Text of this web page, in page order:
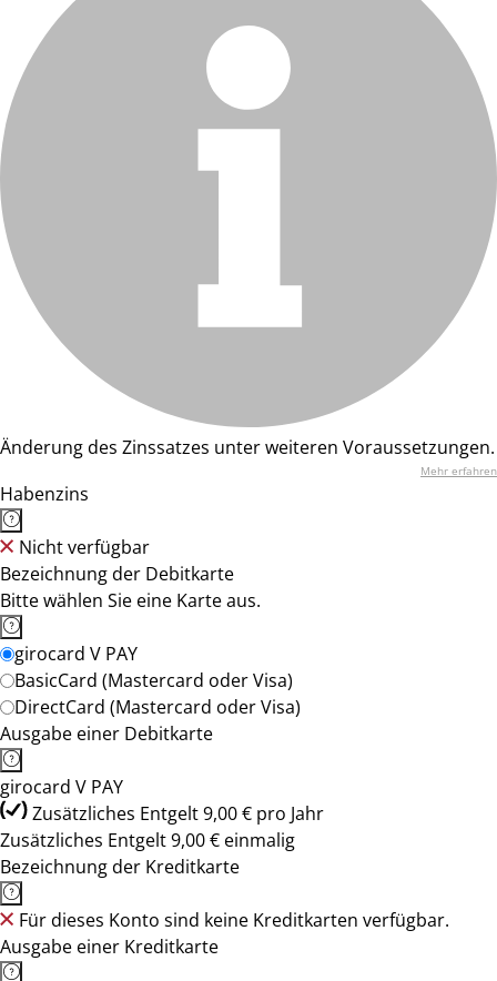
Änderung des Zinssatzes unter weiteren Voraussetzungen.
Mehr erfahren
Habenzins
Nicht verfügbar
Bezeichnung der Debitkarte
Bitte wählen Sie eine Karte aus.
girocard V PAY
BasicCard (Mastercard oder Visa)
DirectCard (Mastercard oder Visa)
Ausgabe einer Debitkarte
girocard V PAY
Zusätzliches Entgelt 9,00 € pro Jahr
Zusätzliches Entgelt 9,00 € einmalig
Bezeichnung der Kreditkarte
Für dieses Konto sind keine Kreditkarten verfügbar.
Ausgabe einer Kreditkarte